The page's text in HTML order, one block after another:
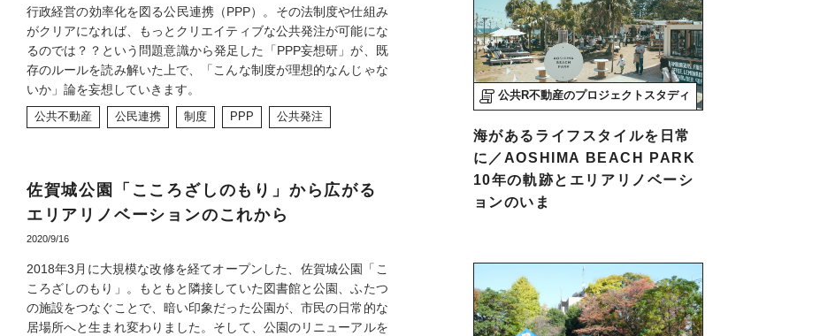
行政経営の効率化を図る公民連携（PPP）。その法制度や仕組み
がクリアになれば、もっとクリエイティブな公共発注が可能にな
るのでは？？という問題意識から発足した「PPP妄想研」が、既
存のルールを読み解いた上で、「こんな制度が理想的なんじゃな
いか」論を妄想していきます。
公共不動産 公民連携 制度 PPP 公共発注
佐賀城公園「こころざしのもり」から広がる
エリアリノベーションのこれから
2020/9/16
2018年3月に大規模な改修を経てオープンした、佐賀城公園「こ
ころざしのもり」。もともと隣接していた図書館と公園、ふたつ
の施設をつなぐことで、暗い印象だった公園が、市民の日常的な
居場所へと生まれ変わりました。そして、公園のリニューアルを
公共R不動産のプロジェクトスタディ
海があるライフスタイルを日常
に／AOSHIMA BEACH PARK
10年の軌跡とエリアリノベーシ
ョンのいま